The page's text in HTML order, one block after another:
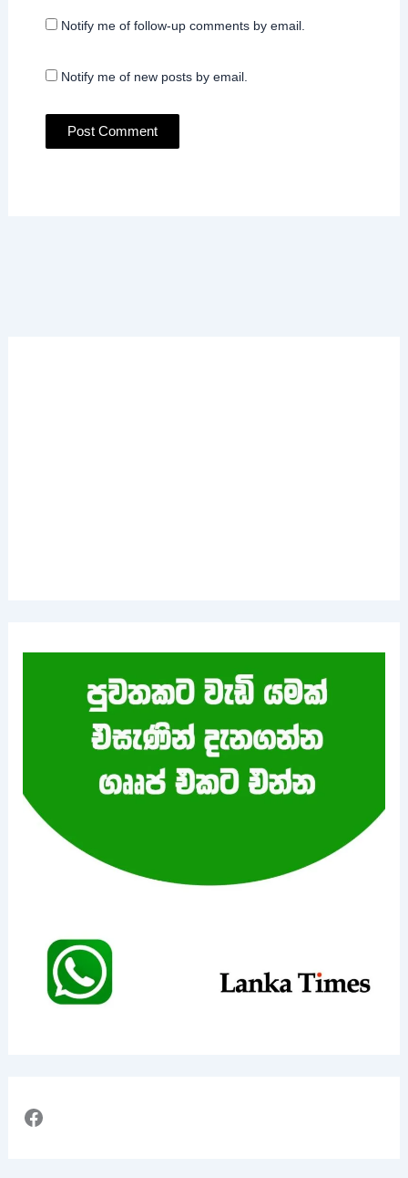
Notify me of follow-up comments by email.
Notify me of new posts by email.